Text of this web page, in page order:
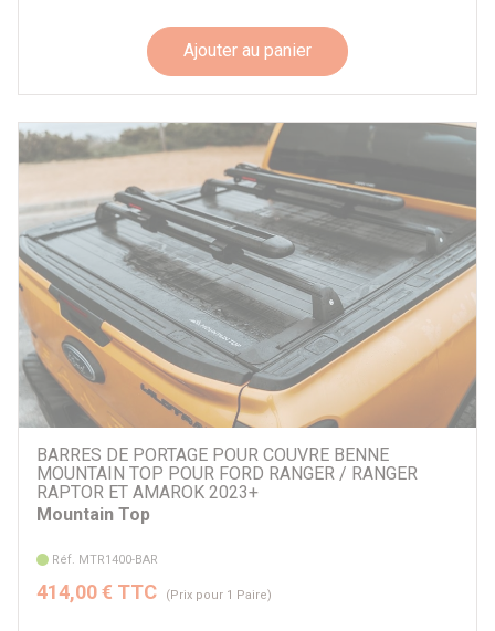
Ajouter au panier
BARRES DE PORTAGE POUR COUVRE BENNE
MOUNTAIN TOP POUR FORD RANGER / RANGER
RAPTOR ET AMAROK 2023+
Mountain Top
Réf. MTR1400-BAR
414,00 € TTC (Prix pour 1 Paire)